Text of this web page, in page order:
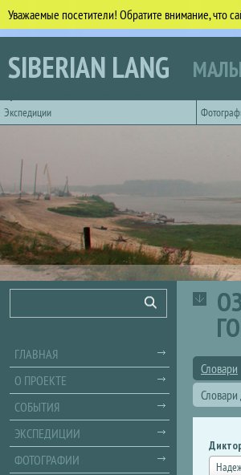
Уважаемые посетители! Обратите внимание, что
Перейти к основному содержанию
SIBERIAN LANG
Экспедиции
Словари
Словари
Поиск
ГЛАВНАЯ
О ПРОЕКТЕ
СОБЫТИЯ
ЭКСПЕДИЦИИ
ФОТОГРАФИИ